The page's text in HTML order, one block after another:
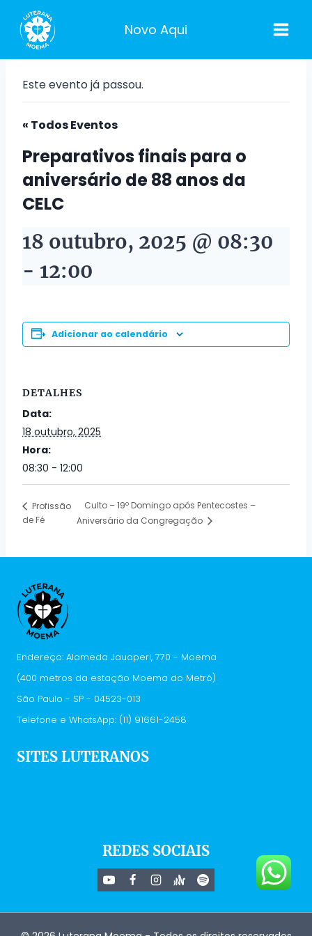
para
Conteúdo
Novo Aqui
Este evento já passou.
« Todos Eventos
Preparativos finais para o
aniversário de 88 anos da
CELC
18 outubro, 2025 @ 08:30
- 12:00
Adicionar ao calendário
DETALHES
Data:
18 outubro, 2025
Hora:
08:30 - 12:00
Profissão
de Fé
Culto – 19º Domingo após Pentecostes –
Aniversário da Congregação
Endereço: Alameda Jauaperi, 770 - Moema
(400 metros da estação Moema do Metrô)
São Paulo - SP - 04523-013
Telefone e WhatsApp: (11) 91661-2458
SITES LUTERANOS
REDES SOCIAIS